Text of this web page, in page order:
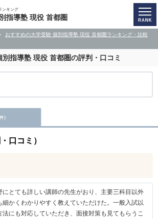
ンキング
指導塾 現役 首都圏
おすすめの大学受験 個別指導塾 現役 首都圏ランキング・比較
別指導塾 現役 首都圏の評判・口コミ
件）
口コミ）
にとても詳しい講師の先生がおり、主要三科目以外
細かくわかりやすく教えていただけた。一般入試以
法にも対応していただき、面接対策も見てもらうこ